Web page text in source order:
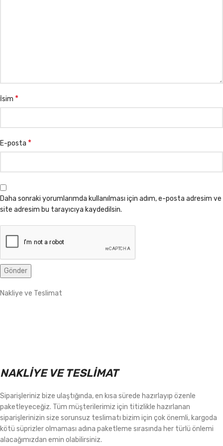
İsim *
E-posta *
Daha sonraki yorumlarımda kullanılması için adım, e-posta adresim ve
site adresim bu tarayıcıya kaydedilsin.
Nakliye ve Teslimat
NAKLİYE VE TESLİMAT
Siparişleriniz bize ulaştığında, en kısa sürede hazırlayıp özenle
paketleyeceğiz. Tüm müşterilerimiz için titizlikle hazırlanan
siparişlerinizin size sorunsuz teslimatı bizim için çok önemli, kargoda
kötü süprizler olmaması adına paketleme sırasında her türlü önlemi
alacağımızdan emin olabilirsiniz.